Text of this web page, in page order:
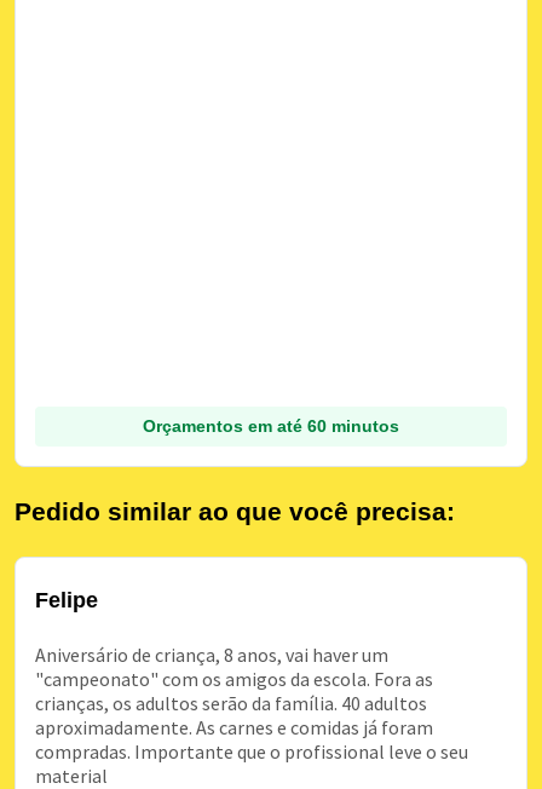
Orçamentos em até 60 minutos
Pedido similar ao que você precisa:
Felipe
Aniversário de criança, 8 anos, vai haver um
"campeonato" com os amigos da escola. Fora as
crianças, os adultos serão da família. 40 adultos
aproximadamente. As carnes e comidas já foram
compradas. Importante que o profissional leve o seu
material